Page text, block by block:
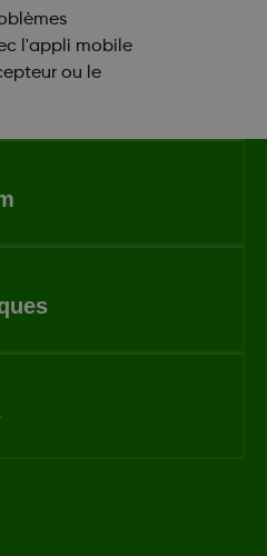
l'appli mobile
ou le